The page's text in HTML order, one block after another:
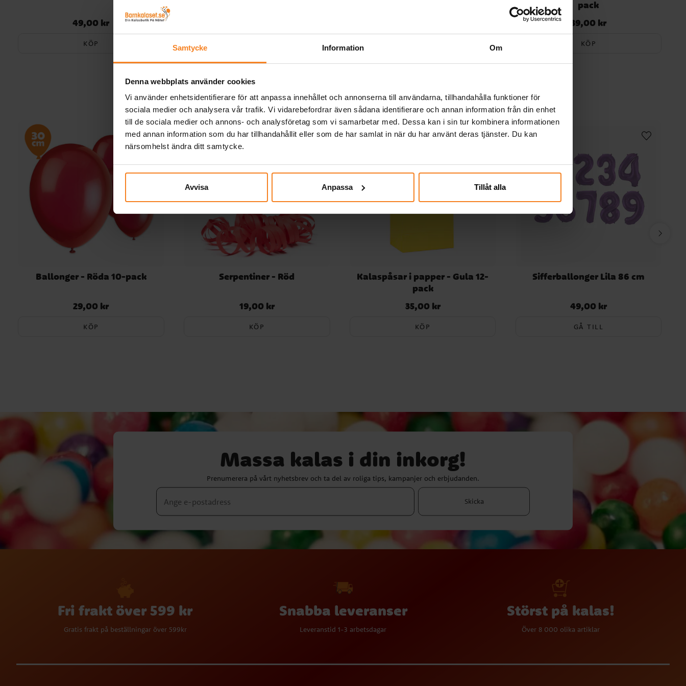
Samtycke Information Om
Denna webbplats använder cookies
Vi använder enhetsidentifierare för att anpassa innehållet och annonserna till användarna, tillhandahålla funktioner för
sociala medier och analysera vår trafik. Vi vidarebefordrar även sådana identifierare och annan information från din enhet
till de sociala medier och annons- och analysföretag som vi samarbetar med. Dessa kan i sin tur kombinera informationen
med annan information som du har tillhandahållit eller som de har samlat in när du har använt deras tjänster. Du kan
närsomhelst ändra ditt samtycke.
Avvisa Anpassa Tillåt alla
Pris:49,00 kr
49,00 kr
KÖP
pack
Pris:39,00 kr
39,00 kr
KÖP
Ballonger - Röda 10-pack
Pris:29,00 kr
29,00 kr
KÖP
Serpentiner - Röd
Pris:19,00 kr
19,00 kr
KÖP
Kalaspåsar i papper - Gula 12-
pack
Pris:35,00 kr
35,00 kr
KÖP
Sifferballonger Lila 86 cm
Pris:49,00 kr
49,00 kr
GÅ TILL
Massa kalas i din inkorg!
Prenumerera på vårt nyhetsbrev och ta del av roliga tips, kampanjer och erbjudanden.
Skicka
Fri frakt över 599 kr
Gratis frakt på beställningar över 599kr
Snabba leveranser
Leveranstid 1-3 arbetsdagar
Störst på kalas!
Över 8 000 olika artiklar